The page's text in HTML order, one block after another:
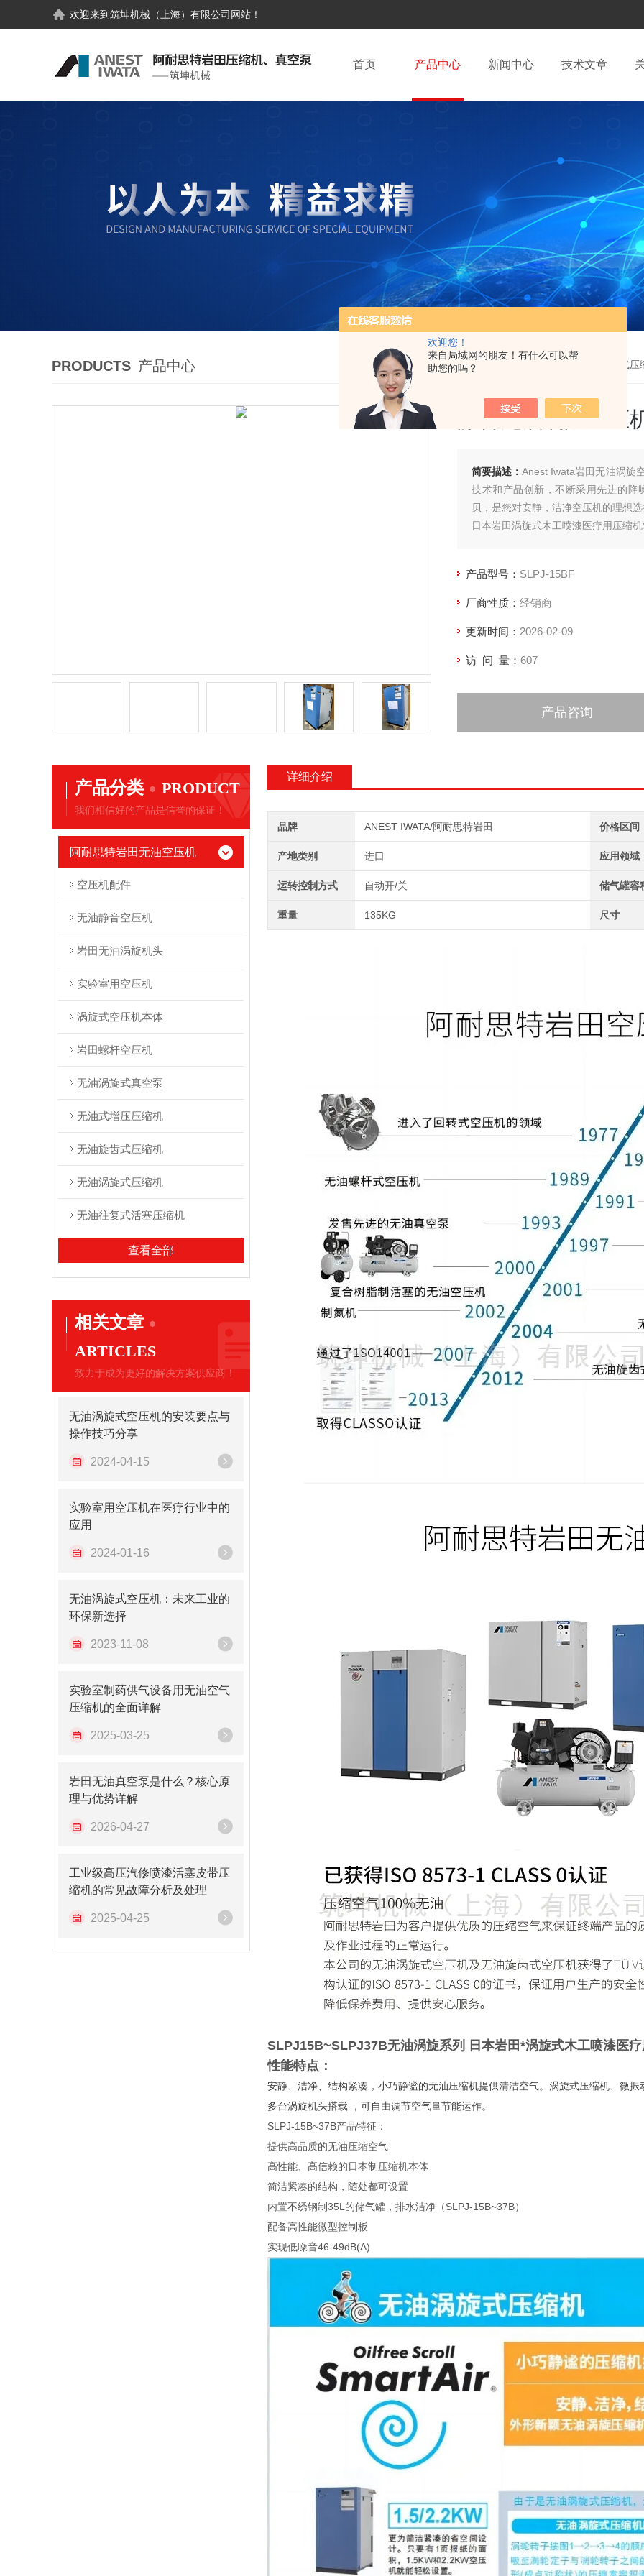
欢迎您！
来自局域网的朋友！有什么可以帮
助您的吗？
欢迎来到筑坤机械（上海）有限公司 网站！
首页 产品中心 新闻中心 技术文章
PRODUCTS 产品中心 首页 > 产品中心>阿耐思特岩田无油空压机 无油涡旋式压
静音无油涡旋空
简要描述：Anest Iwata岩田无油涡旋
技术和产品创新，不断采用先进的降
贝，是您对安静，洁净空压机的理想
日本岩田涡旋式木工喷漆医疗用压缩
产品型号： SLPJ-15BF
厂商性质： 经销商
更新时间： 2026-02-09
访 问 量： 607
产品咨询
产品分类 PRODUCT
我们相信好的产品是信誉的保证！
阿耐思特岩田无油空压机
空压机配件
无油静音空压机
岩田无油涡旋机头
实验室用空压机
涡旋式空压机本体
岩田螺杆空压机
无油涡旋式真空泵
无油式增压压缩机
无油旋齿式压缩机
无油涡旋式压缩机
无油往复式活塞压缩机
查看全部
相关文章
ARTICLES
致力于成为更好的解决方案供应商！
无油涡旋式空压机的安装要点与
操作技巧分享
2024-04-15
实验室用空压机在医疗行业中的
应用
2024-01-16
无油涡旋式空压机：未来工业的
环保新选择
2023-11-08
实验室制药供气设备用无油空气
压缩机的全面详解
2025-03-25
岩田无油真空泵是什么？核心原
理与优势详解
2026-04-27
工业级高压汽修喷漆活塞皮带压
缩机的常见故障分析及处理
2025-04-25
详细介绍
品牌 ANEST IWATA/阿耐思特岩田 价格区间
产地类别 进口 应用领域
运转控制方式 自动开/关 储气罐容
重量 135KG 尺寸
SLPJ15B~SLPJ37B无油涡旋系列
日本岩田*涡旋式木工喷漆医
性能特点：
安静、洁净、结构紧凑，小巧静谧的无油压缩机提供清洁空气。涡旋式压缩机、微
多台涡旋机头搭载 ，可自由调节空气量节能运作。
SLPJ-15B~37B产品特征：
提供高品质的无油压缩空气
高性能、高信赖的日本制压缩机本体
简洁紧凑的结构，随处都可设置
内置不绣钢制35L的储气罐，排水洁净（SLPJ-15B~37B）
配备高性能微型控制板
实现低噪音46-49dB(A)